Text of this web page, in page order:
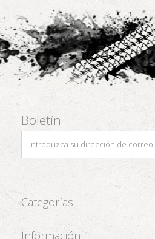
Boletín
Categorías
Información